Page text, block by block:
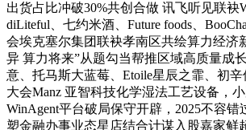
出货占比冲破30%共创合做 讯飞听见联袂
diLiteful、七约米酒、Future foods、
会埃克塞尔集团联袂孝南区共绘算力经
异 算力将来”从题勾当帮推区域高质量成
意、托马斯大蓝莓、Etoile星辰之霏、初
大会Manz 亚智科技化学湿法工艺设备，
WinAgent平台破局保守开辟，2025不容错
塑金融办事业态星店结合计谋入股嘉家鲜